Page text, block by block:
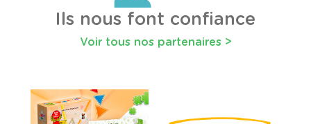
Ils nous font confiance
Voir tous nos partenaires >